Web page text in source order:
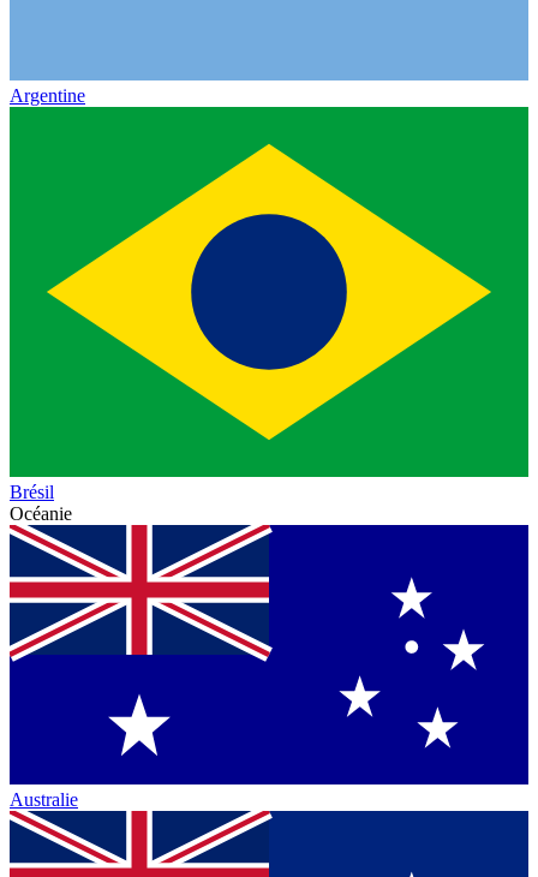
Argentine
Brésil
Océanie
Australie